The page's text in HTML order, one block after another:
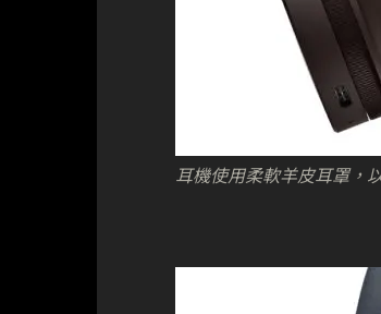
耳機使用柔軟羊皮耳罩，